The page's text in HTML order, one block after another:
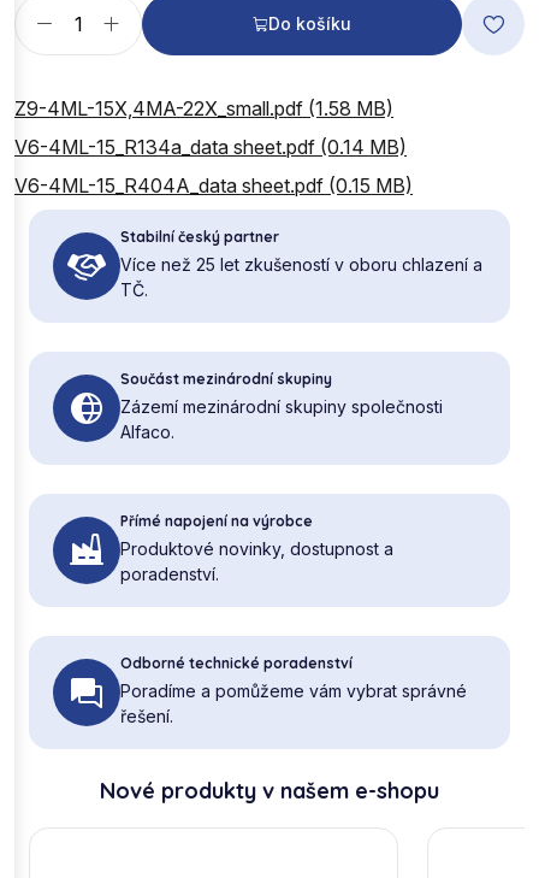
Do košíku
Z9-4ML-15X,4MA-22X_small.pdf (1.58 MB)
V6-4ML-15_R134a_data sheet.pdf (0.14 MB)
V6-4ML-15_R404A_data sheet.pdf (0.15 MB)
Stabilní český partner
Více než 25 let zkušeností v oboru chlazení a
TČ.
Součást mezinárodní skupiny
Zázemí mezinárodní skupiny společnosti
Alfaco.
Přímé napojení na výrobce
Produktové novinky, dostupnost a
poradenství.
Odborné technické poradenství
Poradíme a pomůžeme vám vybrat správné
řešení.
Nové produkty v našem e-shopu